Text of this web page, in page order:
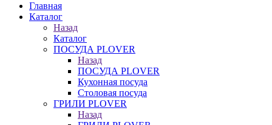
Главная
Каталог
Назад
Каталог
ПОСУДА PLOVER
Назад
ПОСУДА PLOVER
Кухонная посуда
Столовая посуда
ГРИЛИ PLOVER
Назад